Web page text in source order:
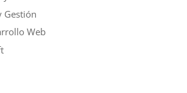
Gestión
Web